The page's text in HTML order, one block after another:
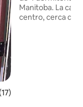
promedio: 4.94 de
Manitoba. La
centro, cerca de